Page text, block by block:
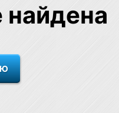
найдена